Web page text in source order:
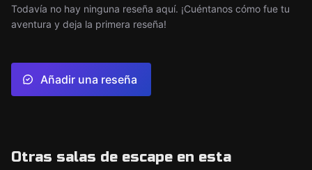
Todavía no hay ninguna reseña aquí. ¡Cuéntanos cómo fue tu
aventura y deja la primera reseña!
Añadir una reseña
Otras salas de escape en esta